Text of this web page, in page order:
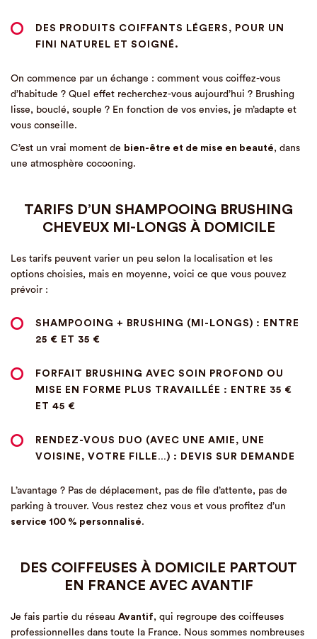
DES PRODUITS COIFFANTS LÉGERS , POUR UN
FINI NATUREL ET SOIGNÉ.
On commence par un échange : comment vous coiffez-vous
d’habitude ? Quel effet recherchez-vous aujourd’hui ? Brushing
lisse, bouclé, souple ? En fonction de vos envies, je m’adapte et
vous conseille.
C’est un vrai moment de bien-être et de mise en beauté, dans
une atmosphère cocooning.
TARIFS D’UN SHAMPOOING BRUSHING
CHEVEUX MI-LONGS À DOMICILE
Les tarifs peuvent varier un peu selon la localisation et les
options choisies, mais en moyenne, voici ce que vous pouvez
prévoir :
SHAMPOOING + BRUSHING (MI-LONGS) : ENTRE
25 € ET 35 €
FORFAIT BRUSHING AVEC SOIN PROFOND OU
MISE EN FORME PLUS TRAVAILLÉE : ENTRE 35 €
ET 45 €
RENDEZ-VOUS DUO (AVEC UNE AMIE, UNE
VOISINE, VOTRE FILLE…) : DEVIS SUR DEMANDE
L’avantage ? Pas de déplacement, pas de file d’attente, pas de
parking à trouver. Vous restez chez vous et vous profitez d’un
service 100 % personnalisé.
DES COIFFEUSES À DOMICILE PARTOUT
EN FRANCE AVEC AVANTIF
Je fais partie du réseau Avantif, qui regroupe des coiffeuses
professionnelles dans toute la France. Nous sommes nombreuses